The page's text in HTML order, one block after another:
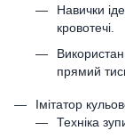
Навички
кровотечі.
прямий
Імітатор
Техніка